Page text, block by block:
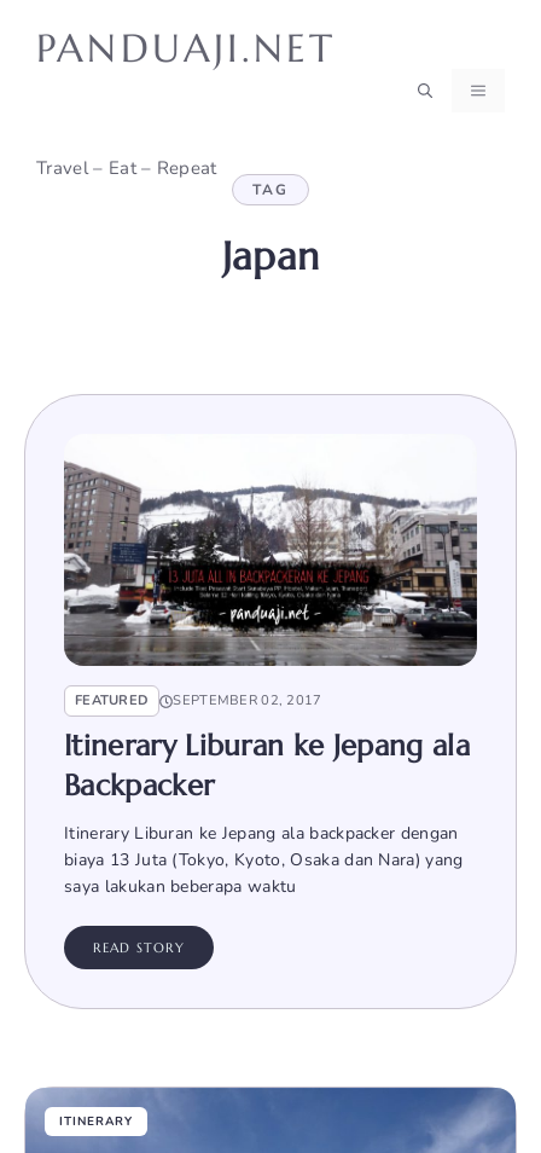
PANDUAJI.NET
Travel – Eat – Repeat
MENU
TAG
Japan
FEATURED SEPTEMBER 02, 2017
Itinerary Liburan ke Jepang ala
Backpacker
Itinerary Liburan ke Jepang ala backpacker dengan
biaya 13 Juta (Tokyo, Kyoto, Osaka dan Nara) yang
saya lakukan beberapa waktu
READ STORY
ITINERARY